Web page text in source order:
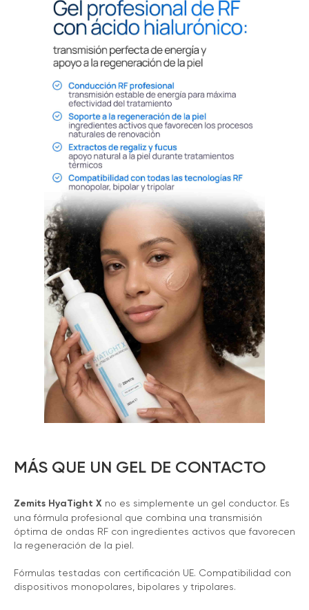
MÁS QUE UN GEL DE CONTACTO
Zemits HyaTight X no es simplemente un gel conductor. Es
una fórmula profesional que combina una transmisión
óptima de ondas RF con ingredientes activos que favorecen
la regeneración de la piel.
Fórmulas testadas con certificación UE. Compatibilidad con
dispositivos monopolares, bipolares y tripolares.